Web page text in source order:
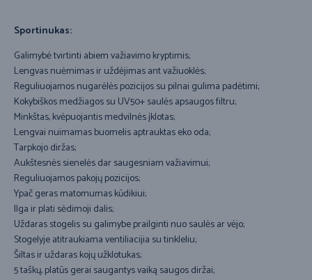
Sportinukas:
Galimybė tvirtinti abiem važiavimo kryptimis;
Lengvas nuėmimas ir uždėjimas ant važiuoklės;
Reguliuojamos nugarėlės pozicijos su pilnai gulima padėtimi;
Kokybiškos medžiagos su UV50+ saulės apsaugos filtru;
Minkštas, kvėpuojantis medvilnės įklotas;
Lengvai nuimamas buomelis aptrauktas eko oda;
Tarpkojo diržas;
Aukštesnės sienelės dar saugesniam važiavimui;
Reguliuojamos pakojų pozicijos;
Ypač geras matomumas kūdikiui;
Ilga ir plati sėdimoji dalis;
Uždaras stogelis su galimybe prailginti nuo saulės ar vėjo;
Stogelyje atitraukiama ventiliacijia su tinkleliu;
Šiltas ir uždaras kojų užklotukas;
5 taškų, platūs gerai saugantys vaiką saugos diržai;